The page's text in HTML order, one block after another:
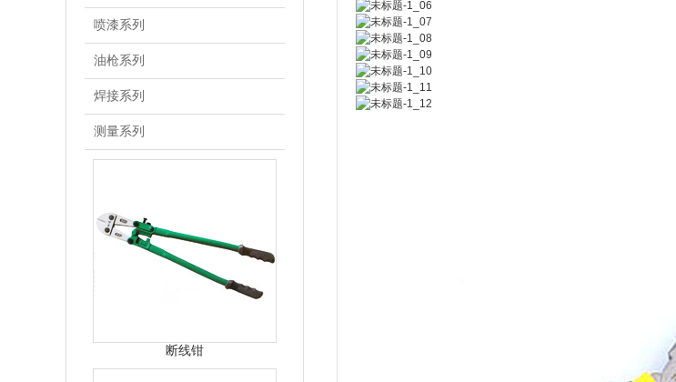
喷漆系列
油枪系列
焊接系列
测量系列
断线钳